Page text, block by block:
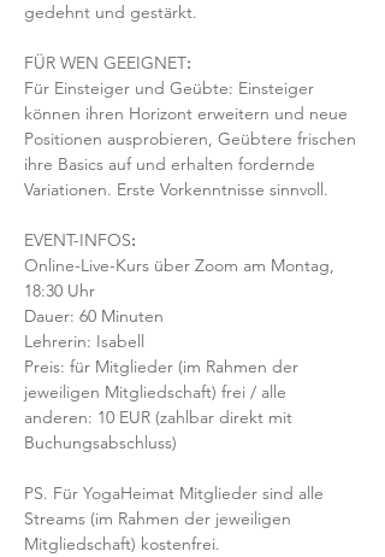
gedehnt und gestärkt.
FÜR WEN GEEIGNET:
Für Einsteiger und Geübte: Einsteiger
können ihren Horizont erweitern und neue
Positionen ausprobieren, Geübtere frischen
ihre Basics auf und erhalten fordernde
Variationen. Erste Vorkenntnisse sinnvoll.
EVENT-INFOS:
Online-Live-Kurs über Zoom am Montag,
18:30 Uhr
Dauer: 60 Minuten
Lehrerin: Isabell
Preis: für Mitglieder (im Rahmen der
jeweiligen Mitgliedschaft) frei / alle
anderen: 10 EUR (zahlbar direkt mit
Buchungsabschluss)
PS. Für YogaHeimat Mitglieder sind alle
Streams (im Rahmen der jeweiligen
Mitgliedschaft) kostenfrei.